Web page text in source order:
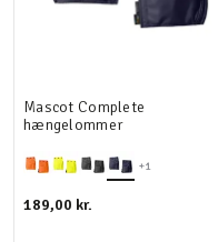
+1
Mascot Complete
hængelommer
189,00 kr.